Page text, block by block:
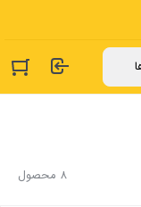
8 محصول